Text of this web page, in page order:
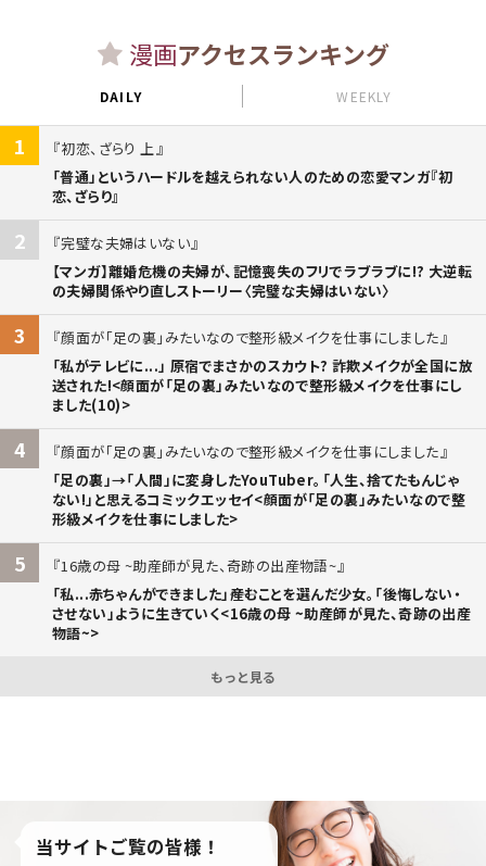
漫画アクセスランキング
DAILY WEEKLY
1
初恋、ざらり 上
「普通」というハードルを越えられない人のための恋愛マンガ『初
恋、ざらり』
2
完璧な夫婦はいない
【マンガ】離婚危機の夫婦が、記憶喪失のフリでラブラブに!? 大逆転
の夫婦関係やり直しストーリー〈完璧な夫婦はいない〉
3
顔面が「足の裏」みたいなので整形級メイクを仕事にしました
「私がテレビに...」 原宿でまさかのスカウト? 詐欺メイクが全国に放
送された!<顔面が「足の裏」みたいなので整形級メイクを仕事にし
ました(10)>
4
顔面が「足の裏」みたいなので整形級メイクを仕事にしました
「足の裏」→「人間」に変身したYouTuber。「人生、捨てたもんじゃ
ない!」と思えるコミックエッセイ<顔面が「足の裏」みたいなので整
形級メイクを仕事にしました>
5
16歳の母 ~助産師が見た、奇跡の出産物語~
「私...赤ちゃんができました」――産むことを選んだ少女。「後悔しない・
させない」ように生きていく<16歳の母 ~助産師が見た、奇跡の出産
物語~>
もっと見る
当サイトご覧の皆様！